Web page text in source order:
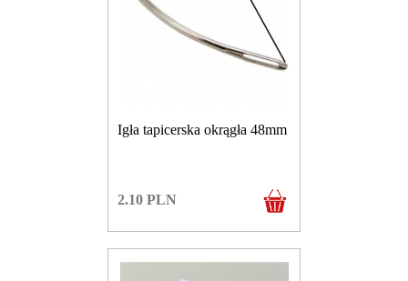
Igła tapicerska okrągła 48mm
2.10 PLN